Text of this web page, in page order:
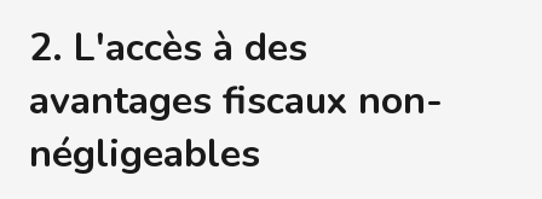
2. L'accès à des
avantages fiscaux non-
négligeables